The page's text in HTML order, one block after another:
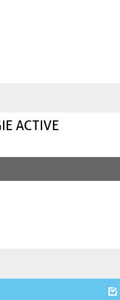
ACTIVE